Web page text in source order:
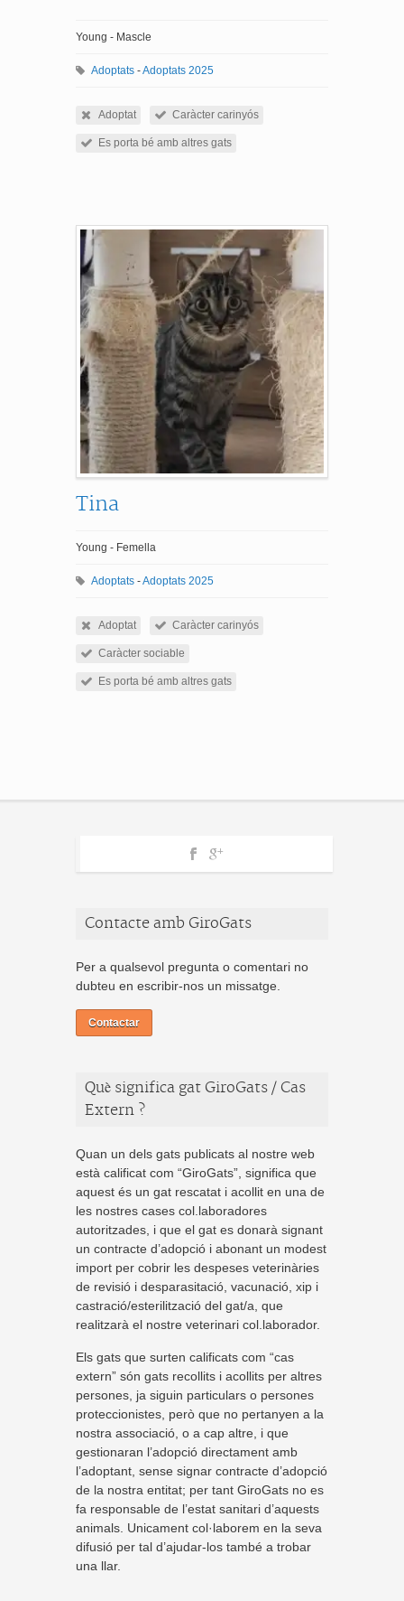
Young - Mascle
Adoptats -Adoptats 2025
Adoptat Caràcter carinyós
Es porta bé amb altres gats
Tina
Young - Femella
Adoptats -Adoptats 2025
Adoptat Caràcter carinyós
Caràcter sociable
Es porta bé amb altres gats
Contacte amb GiroGats
Per a qualsevol pregunta o comentari no
dubteu en escribir-nos un missatge.
Contactar
Què significa gat GiroGats / Cas
Extern ?
Quan un dels gats publicats al nostre web
està calificat com “GiroGats”, significa que
aquest és un gat rescatat i acollit en una de
les nostres cases col.laboradores
autoritzades, i que el gat es donarà signant
un contracte d’adopció i abonant un modest
import per cobrir les despeses veterinàries
de revisió i desparasitació, vacunació, xip i
castració/esterilització del gat/a, que
realitzarà el nostre veterinari col.laborador.
Els gats que surten calificats com “cas
extern” són gats recollits i acollits per altres
persones, ja siguin particulars o persones
proteccionistes, però que no pertanyen a la
nostra associació, o a cap altre, i que
gestionaran l’adopció directament amb
l’adoptant, sense signar contracte d’adopció
de la nostra entitat; per tant GiroGats no es
fa responsable de l’estat sanitari d’aquests
animals. Unicament col·laborem en la seva
difusió per tal d’ajudar-los també a trobar
una llar.